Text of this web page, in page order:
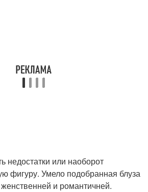
недостатки или наоборот
фигуру. Умело подобранная блуза
и романтичней.